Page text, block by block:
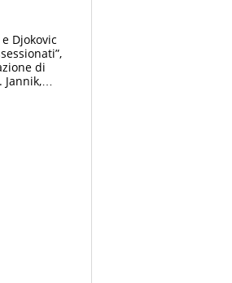
Djokovic
di
Jannik,